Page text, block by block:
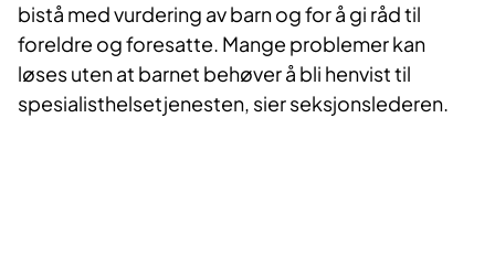
bistå med vurdering av barn og for å gi råd til
foreldre og foresatte. Mange problemer kan
løses uten at barnet behøver å bli henvist til
spesialisthelsetjenesten, sier seksjonslederen.